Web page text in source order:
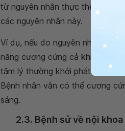
từ nguyên nhân thực thể và hay
các nguyên nhân này.
Ví dụ, nếu do nguyên nhân
năng cương cứng cả khi không
tâm lý thường khởi phát một
Bệnh nhân vẫn có thể cương
sáng.
2.3. Bệnh sử về nội khoa